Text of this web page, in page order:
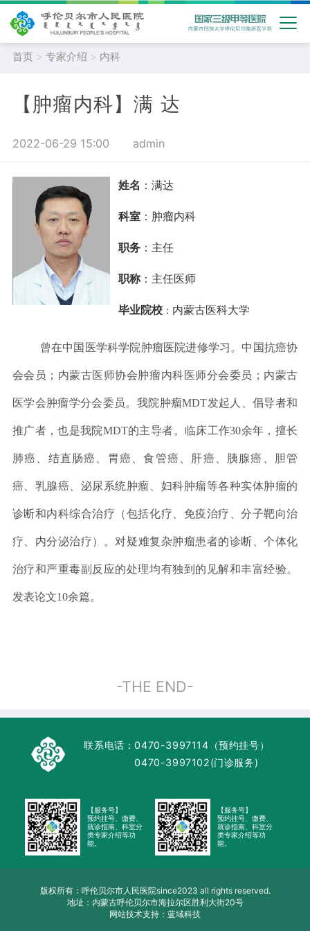
首页 > 专家介绍 > 内科
【肿瘤内科】满 达
2022-06-29 15:00 admin
姓名 ：满达
科室：肿瘤内科
职务：主任
职称：主任医师
毕业院校： 内蒙古医科大学
曾在中国医学科学院肿瘤医院进修学习。中国抗癌协
会会员；内蒙古医师协会肿瘤内科医师分会委员；内蒙古
医学会肿瘤学分会委员。我院肿瘤MDT发起人、倡导者和
推广者，也是我院MDT的主导者。 临床工作30余年，擅长
肺癌、结直肠癌、胃癌、食管癌、肝癌、胰腺癌、胆管
癌、乳腺癌、泌尿系统肿瘤、妇科肿瘤等各种实体肿瘤的
诊断和内科综合治疗（包括化疗、免疫治疗、分子靶向治
疗、内分泌治疗）。 对疑难复杂肿瘤患者的诊断、个体化
治疗和严重毒副反应的处理均有独到的见解和丰富经验。
发表论文10余篇。
-THE END-
联系电话：0470-3997114（预约挂号）
0470-3997102(门诊服务)
【服务号】
预约挂号、缴费、
就诊指南、科室分
类专家介绍等功
能。
【服务号】
预约挂号、缴费、
就诊指南、科室分
类专家介绍等功
能。
版权所有：呼伦贝尔市人民医院since2023 all rights reserved.
地址：内蒙古呼伦贝尔市海拉尔区胜利大街20号
网站技术支持：蓝域科技